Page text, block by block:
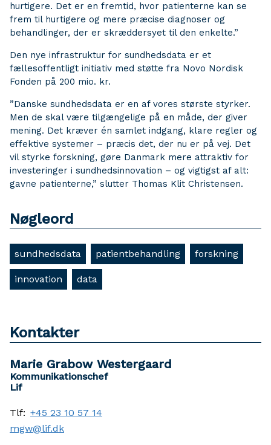
hurtigere. Det er en fremtid, hvor patienterne kan se
frem til hurtigere og mere præcise diagnoser og
behandlinger, der er skræddersyet til den enkelte.”
Den nye infrastruktur for sundhedsdata er et
fællesoffentligt initiativ med støtte fra Novo Nordisk
Fonden på 200 mio. kr.
”Danske sundhedsdata er en af vores største styrker.
Men de skal være tilgængelige på en måde, der giver
mening. Det kræver én samlet indgang, klare regler og
effektive systemer – præcis det, der nu er på vej. Det
vil styrke forskning, gøre Danmark mere attraktiv for
investeringer i sundhedsinnovation – og vigtigst af alt:
gavne patienterne,” slutter Thomas Klit Christensen.
Nøgleord
sundhedsdata patientbehandling forskning
innovation data
Kontakter
Marie Grabow Westergaard
Kommunikationschef
Lif
Tlf: +45 23 10 57 14
mgw@lif.dk